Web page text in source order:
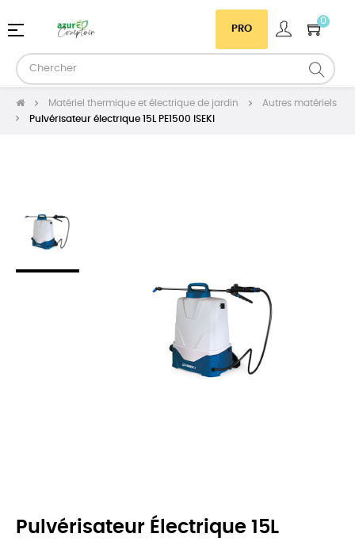
PRO
0
Basculer
navigation
☰
Matériel thermique et électrique de jardin
Autres matériels
Pulvérisateur électrique 15L PE1500 ISEKI
Pulvérisateur Électrique 15L